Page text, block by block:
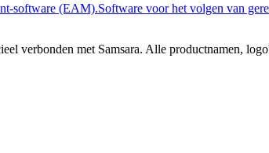
software (EAM).Software voor het volgen van
verbonden met Samsara. Alle productnamen,